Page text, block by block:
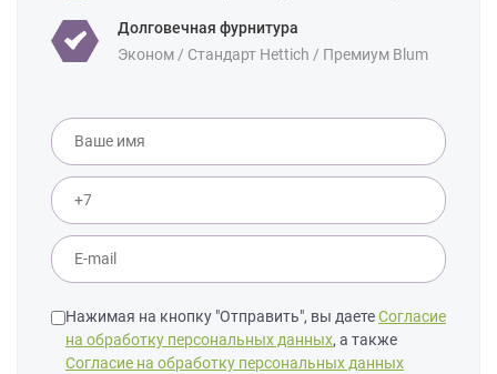
Площадь: 12 кв м 18 кв м
Долговечная фурнитура
Эконом / Стандарт Hettich / Премиум Blum
Нажимая на кнопку "Отправить", вы даетеСогласие
на обработку персональных данных, а также
Согласие на обработку персональных данных